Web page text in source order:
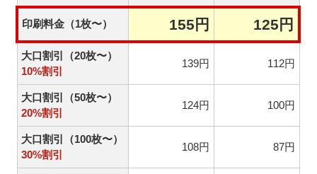
印刷料金（1枚〜） 155円 125円
大口割引（20枚〜）
10%割引
139円 112円
大口割引（50枚〜）
20%割引
124円 100円
大口割引（100枚〜）
30%割引
108円 87円